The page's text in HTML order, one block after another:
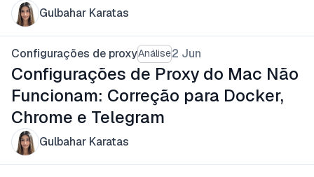
Gulbahar Karatas
Configurações de proxyAnálise2 Jun
Configurações de Proxy do Mac Não
Funcionam: Correção para Docker,
Chrome e Telegram
Gulbahar Karatas